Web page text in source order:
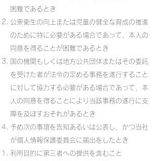
困難であるとき
公衆衛生の向上または児童の健全な育成の推進
のために特に必要がある場合であって，本人の
同意を得ることが困難であるとき
国の機関もしくは地方公共団体またはその委託
を受けた者が法令の定める事務を遂行すること
に対して協力する必要がある場合であって，本
人の同意を得ることにより当該事務の遂行に支
障を及ぼすおそれがあるとき
予め次の事項を告知あるいは公表し，かつ当社
が個人情報保護委員会に届出をしたとき
利用目的に第三者への提供を含むこと